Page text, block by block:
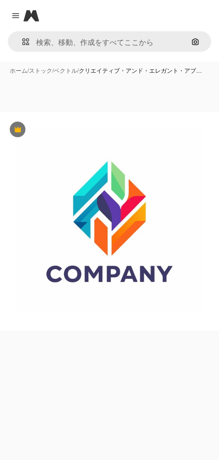
Close menu
Magnific
画像で
ホーム/ストック/ベクトル/クリエイティブ・アンド・エレガント・アブ…
Premium